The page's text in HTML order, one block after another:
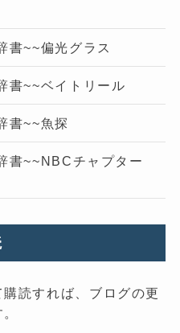
書~~偏光グラス
書~~ベイトリール
書~~魚探
書~~NBCチャプター
読すれば、ブログの更